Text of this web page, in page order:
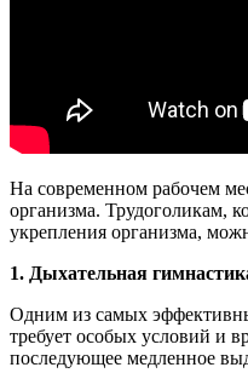
На современном рабочем
организма. Трудоголикам,
укрепления организма,
1. Дыхательная
Одним из самых
требует особых условий и
последующее медленное